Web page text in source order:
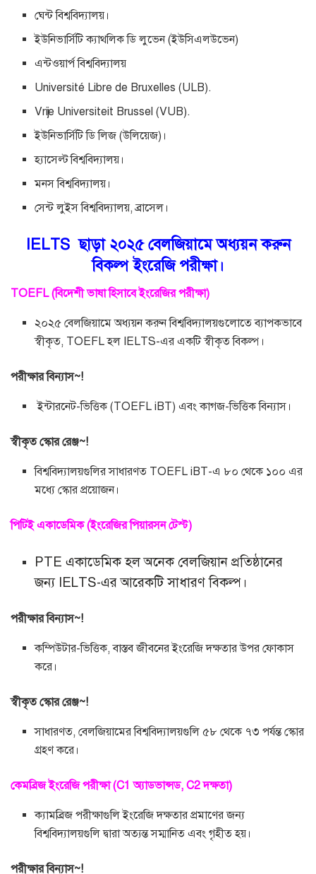
ঘেন্ট বিশ্ববিদ্যালয়।
ইউনিভার্সিটি ক্যাথলিক ডি লুভেন (ইউসিএলউভেন)
এন্টওয়ার্প বিশ্ববিদ্যালয়
Université Libre de Bruxelles (ULB).
Vrije Universiteit Brussel (VUB).
ইউনিভার্সিটি ডি লিজ (উলিয়েজ)।
হ্যাসেল্ট বিশ্ববিদ্যালয়।
মনস বিশ্ববিদ্যালয়।
সেন্ট লুইস বিশ্ববিদ্যালয়, ব্রাসেল।
IELTS ছাড়া ২০২৫ বেলজিয়ামে অধ্যয়ন করুন
বিকল্প ইংরেজি পরীক্ষা।
TOEFL (বিদেশী ভাষা হিসাবে ইংরেজির পরীক্ষা)
২০২৫ বেলজিয়ামে অধ্যয়ন করুন বিশ্ববিদ্যালয়গুলোতে ব্যাপকভাবে
স্বীকৃত, TOEFL হল IELTS-এর একটি স্বীকৃত বিকল্প।
পরীক্ষার বিন্যাস~!
ইন্টারনেট-ভিত্তিক (TOEFL iBT) এবং কাগজ-ভিত্তিক বিন্যাস।
স্বীকৃত স্কোর রেঞ্জ~!
বিশ্ববিদ্যালয়গুলির সাধারণত TOEFL iBT-এ ৮০ থেকে ১০০ এর
মধ্যে স্কোর প্রয়োজন।
পিটিই একাডেমিক (ইংরেজির পিয়ারসন টেস্ট)
PTE একাডেমিক হল অনেক বেলজিয়ান প্রতিষ্ঠানের
জন্য IELTS-এর আরেকটি সাধারণ বিকল্প।
পরীক্ষার বিন্যাস~!
কম্পিউটার-ভিত্তিক, বাস্তব জীবনের ইংরেজি দক্ষতার উপর ফোকাস
করে।
স্বীকৃত স্কোর রেঞ্জ~!
সাধারণত, বেলজিয়ামের বিশ্ববিদ্যালয়গুলি ৫৮ থেকে ৭৩ পর্যন্ত স্কোর
গ্রহণ করে।
কেমব্রিজ ইংরেজি পরীক্ষা (C1 অ্যাডভান্সড, C2 দক্ষতা)
ক্যামব্রিজ পরীক্ষাগুলি ইংরেজি দক্ষতার প্রমাণের জন্য
বিশ্ববিদ্যালয়গুলি দ্বারা অত্যন্ত সম্মানিত এবং গৃহীত হয়।
পরীক্ষার বিন্যাস~!